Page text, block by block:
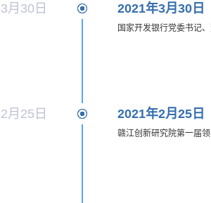
3月30日 2021年3月30日
国家开发银行党委书记
2月25日 2021年2月25日
赣江创新研究院第一届